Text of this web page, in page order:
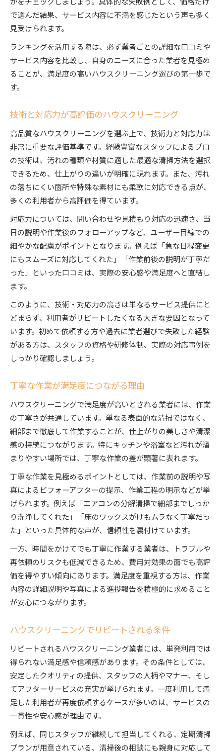
で選んだ結果、サービス内容に不満を感じたという声も多く
見受けられます。
ランキングを活用する際は、必ず業者ごとの詳細な口コミや
サービス内容を比較し、自身のニーズに合った業者を見極め
ることが、満足度の高いハウスクリーニング選びの第一歩で
す。
技術と対応力が高評価のハウスクリーニング
高品質なハウスクリーニングを選ぶ上で、技術力と対応力は
非常に重要な評価基準です。経験豊富なスタッフによるプロ
の技術は、汚れの種類や材質に適した最適な清掃方法を選択
できるため、仕上がりの違いが明確に現れます。また、汚れ
の落ちにくい箇所や特殊な素材にも柔軟に対応できる点が、
多くの利用者から高評価を得ています。
対応力については、問い合わせや見積もり対応の迅速さ、当
日の説明や作業後のフォローアップなど、ユーザー目線での
細やかな配慮がポイントとなります。例えば「急な日程変更
にもスムーズに対応してくれた」「作業前後の説明が丁寧だ
った」といった口コミは、実際の安心感や満足度へと直結し
ます。
このように、技術・対応力の高さは単なるサービス提供にと
どまらず、利用者がリピートしたくなる大きな要因となって
います。初めて依頼する方や過去に業者選びで失敗した経験
がある方は、スタッフの資格や研修体制、実際の対応事例を
しっかり確認しましょう。
丁寧な作業が満足度につながる理由
ハウスクリーニングで満足度が高いとされる業者には、作業
の丁寧さが共通しています。単なる表面的な清掃ではなく、
細部まで徹底して作業することが、仕上がりの美しさや清潔
感の持続につながります。特にキッチンや浴室など汚れが溜
まりやすい場所では、丁寧な作業の差が顕著に表れます。
丁寧な作業を見極めるポイントとしては、作業前の説明や写
真によるビフォーアフターの提示、作業工程の明示などが挙
げられます。例えば「エアコンの分解清掃で細部までしっか
り洗浄してくれた」「床のワックスがけもムラなく丁寧だっ
た」といった具体的な声が、信頼性を裏付けています。
一方、時間をかけてでも丁寧に作業する業者は、トラブルや
再依頼のリスクも低減できるため、費用対効果の面でも高評
価を得やすい傾向にあります。満足度を重視する方は、作業
内容の詳細説明や写真による進捗報告を積極的に求めること
が安心につながります。
ハウスクリーニングでリピートされる条件
リピートされるハウスクリーニング業者には、単発利用では
得られない満足感や信頼感があります。その条件としては、
安定したクオリティの提供、スタッフの人柄やマナー、そし
てアフターサービスの充実が挙げられます。一度利用して満
足した利用者が再度依頼するケースが多いのは、サービスの
一貫性や安心感が理由です。
例えば、同じスタッフが継続して担当してくれる、定期清掃
プランが用意されている、清掃後の相談にも親身に対応して